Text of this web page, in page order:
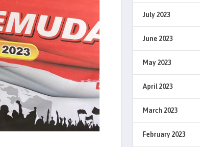
July 2023
June 2023
May 2023
April 2023
March 2023
February 2023